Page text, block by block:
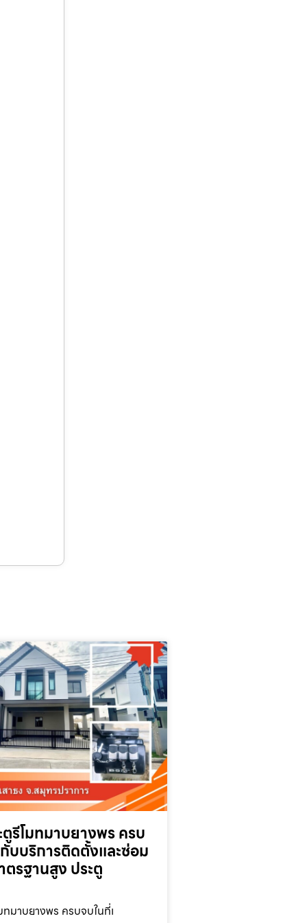
รีโมทมาบยางพร ครบ
บบริการติดตั้งและซ่อม
ตรฐานสูง ประตู
มาบยางพร ครบจบในที่เ